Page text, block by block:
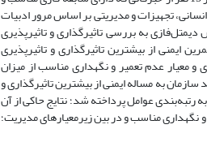
هدفمند انتخاب گردیدند. تعداد 17 شاخص در سه بعد انسانی، تجهیزات و مدیریتی بر اساس مرور ادبیات
به بررسی تاثیرگذاری و تاثیرپذیری
از بیشترین تاثیرگذاری و تاثیرپذیری
و معیار عدم تعمیر و نگهداری مناسب از میزان
به مساله ایمنی از بیشترین تاثیرگذاری و
رتبه‌بندی عوامل پرداخته شد؛ نتایج حاکی از آن
نگهداری مناسب و در بین زیرمعیارهای مدیریت؛